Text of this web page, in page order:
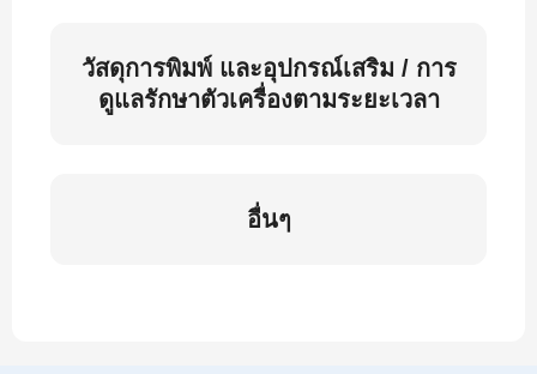
วัสดุการพิมพ์ และอุปกรณ์เสริม / การ
ดูแลรักษาตัวเครื่องตามระยะเวลา
อื่นๆ